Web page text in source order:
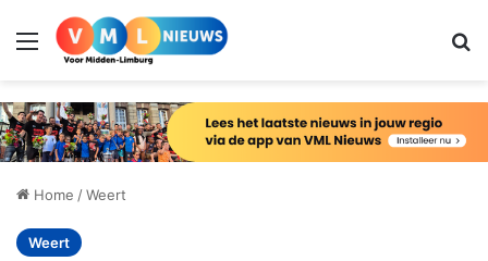
Menu
Home /Weert
Weert